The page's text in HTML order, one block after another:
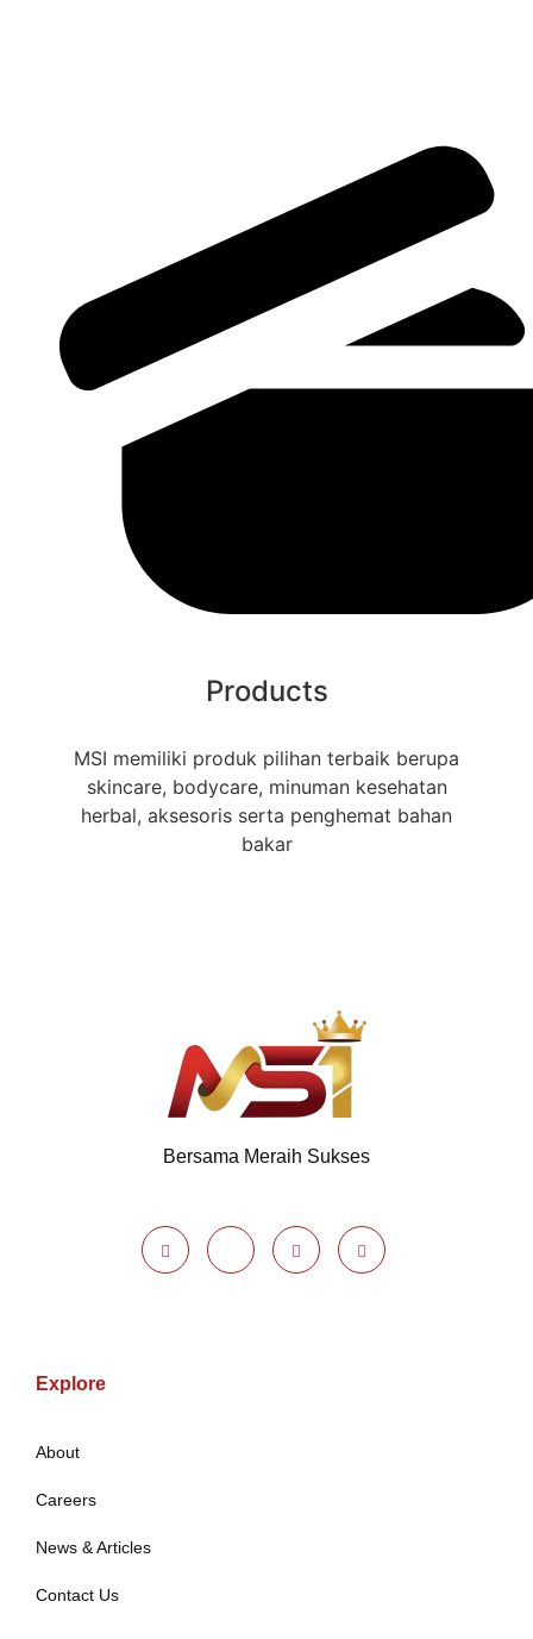
Products
MSI memiliki produk pilihan terbaik berupa
skincare, bodycare, minuman kesehatan
herbal, aksesoris serta penghemat bahan
bakar
Bersama Meraih Sukses
Explore
About
Careers
News & Articles
Contact Us